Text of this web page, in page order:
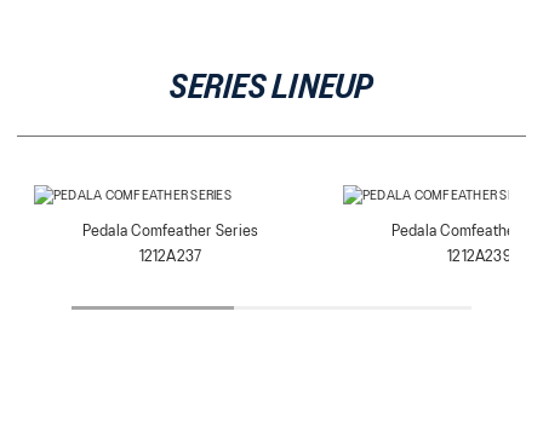
SERIES LINEUP
Pedala Comfeather Series
1212A237
Pedala Comfeather
1212A239